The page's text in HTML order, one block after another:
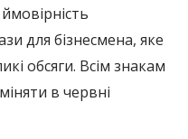
для бізнесмена, яке
обсяги. Всім знакам
в червні